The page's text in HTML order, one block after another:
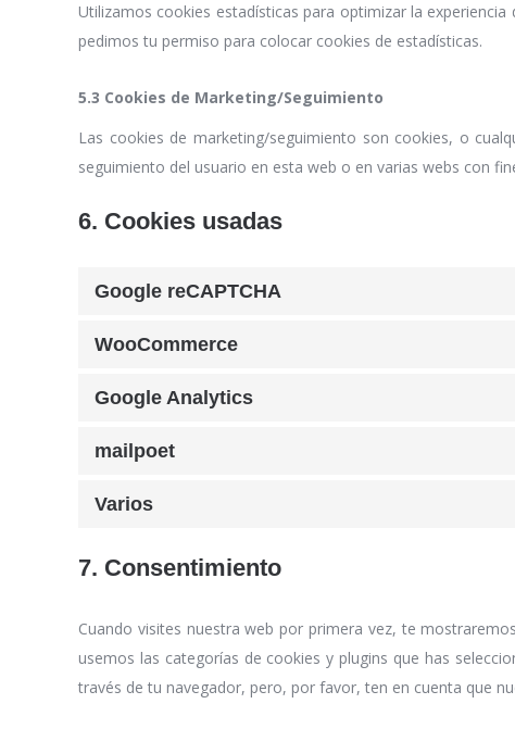
Utilizamos cookies estadísticas para optimizar la
pedimos tu permiso para colocar cookies de estadísticas.
5.3 Cookies de Marketing/Seguimiento
Las cookies de marketing/seguimiento son cookies, o
seguimiento del usuario en esta web o en varias webs con
6. Cookies usadas
Google reCAPTCHA
WooCommerce
Google Analytics
mailpoet
Varios
7. Consentimiento
Cuando visites nuestra web por primera vez, te
usemos las categorías de cookies y plugins que has
través de tu navegador, pero, por favor, ten en cuenta que